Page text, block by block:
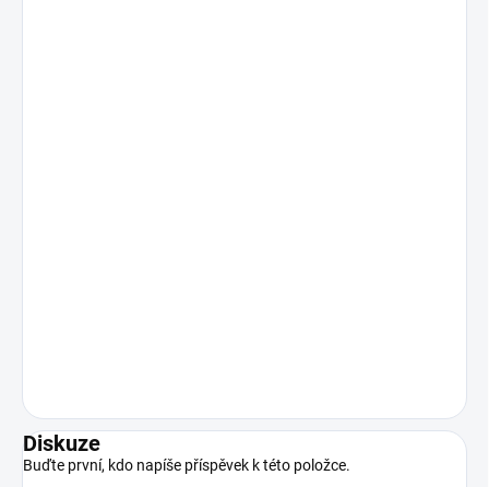
Diskuze
Buďte první, kdo napíše příspěvek k této položce.